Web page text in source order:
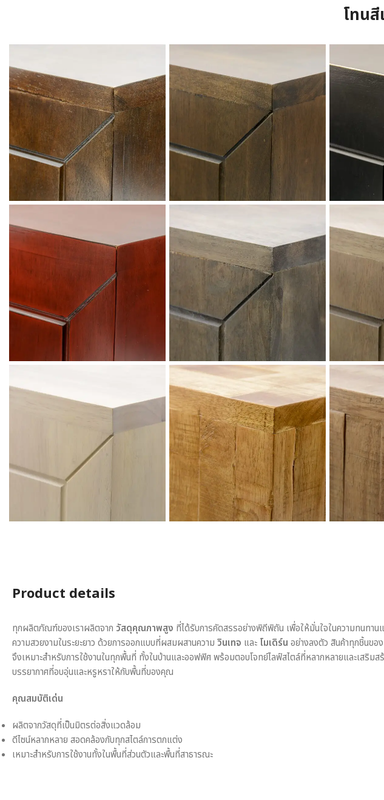
โทนสี
Product details
ทุกผลิตภัณฑ์ของเราผลิตจาก วัสดุคุณภาพสูง ที่ได้รับการคัดสรรอย่างพิถีพิถัน เพื่อให้มั่นใจในความทนทาน
ความสวยงามในระยะยาว ด้วยการออกแบบที่ผสมผสานความ วินเทจ และ โมเดิร์น อย่างลงตัว สินค้าทุกชิ้นของ
จึงเหมาะสำหรับการใช้งานในทุกพื้นที่ ทั้งในบ้านและออฟฟิศ พร้อมตอบโจทย์ไลฟ์สไตล์ที่หลากหลายและเสริมส
บรรยากาศที่อบอุ่นและหรูหราให้กับพื้นที่ของคุณ
คุณสมบัติเด่น
ผลิตจากวัสดุที่เป็นมิตรต่อสิ่งแวดล้อม
ดีไซน์หลากหลาย สอดคล้องกับทุกสไตล์การตกแต่ง
เหมาะสำหรับการใช้งานทั้งในพื้นที่ส่วนตัวและพื้นที่สาธารณะ